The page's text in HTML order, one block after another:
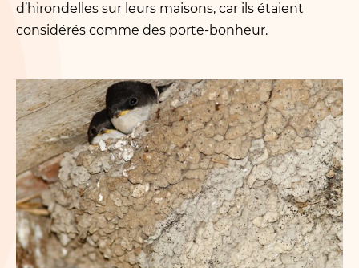
d’hirondelles sur leurs maisons, car ils étaient
considérés comme des porte-bonheur.